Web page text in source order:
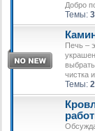
Добро
Темы:
Печь –
чистка
Темы: